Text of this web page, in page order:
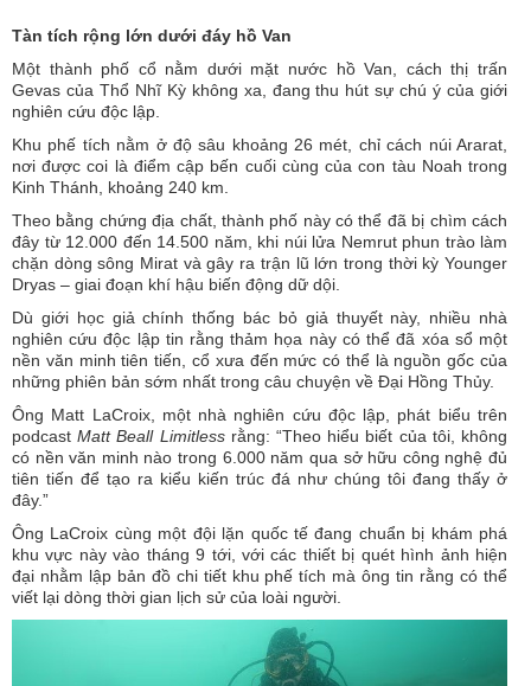
Tàn tích rộng lớn dưới đáy hồ Van
Một thành phố cổ nằm dưới mặt nước hồ Van, cách thị trấn
Gevas của Thổ Nhĩ Kỳ không xa, đang thu hút sự chú ý của giới
nghiên cứu độc lập.
Khu phế tích nằm ở độ sâu khoảng 26 mét, chỉ cách núi Ararat,
nơi được coi là điểm cập bến cuối cùng của con tàu Noah trong
Kinh Thánh, khoảng 240 km.
Theo bằng chứng địa chất, thành phố này có thể đã bị chìm cách
đây từ 12.000 đến 14.500 năm, khi núi lửa Nemrut phun trào làm
chặn dòng sông Mirat và gây ra trận lũ lớn trong thời kỳ Younger
Dryas – giai đoạn khí hậu biến động dữ dội.
Dù giới học giả chính thống bác bỏ giả thuyết này, nhiều nhà
nghiên cứu độc lập tin rằng thảm họa này có thể đã xóa sổ một
nền văn minh tiên tiến, cổ xưa đến mức có thể là nguồn gốc của
những phiên bản sớm nhất trong câu chuyện về Đại Hồng Thủy.
Ông Matt LaCroix, một nhà nghiên cứu độc lập, phát biểu trên
podcastMatt Beall Limitlessrằng: “Theo hiểu biết của tôi, không
có nền văn minh nào trong 6.000 năm qua sở hữu công nghệ đủ
tiên tiến để tạo ra kiểu kiến trúc đá như chúng tôi đang thấy ở
đây.”
Ông LaCroix cùng một đội lặn quốc tế đang chuẩn bị khám phá
khu vực này vào tháng 9 tới, với các thiết bị quét hình ảnh hiện
đại nhằm lập bản đồ chi tiết khu phế tích mà ông tin rằng có thể
viết lại dòng thời gian lịch sử của loài người.